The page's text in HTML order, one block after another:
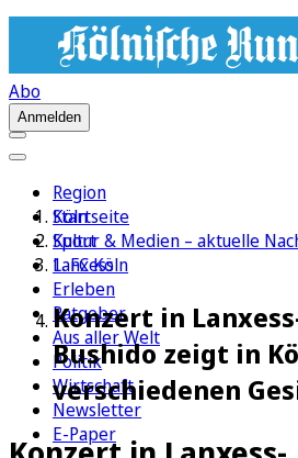
Abo
Anmelden
Region
Köln
Sport
1. FC Köln
Erleben
Ratgeber
Aus aller Welt
Politik
Wirtschaft
Newsletter
E-Paper
Startseite
Kultur & Medien – aktuelle
Lanxess
Konzert in
Bushido zeigt in
verschiedenen